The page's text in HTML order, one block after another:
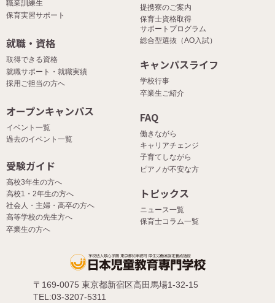
職業訓練生
保育実習サポート
提携寮のご案内
保育士資格取得
サポートプログラム
総合型選抜（AO入試）
就職・資格
取得できる資格
就職サポート・就職実績
採用ご担当の方へ
キャンパスライフ
学校行事
卒業生ご紹介
オープンキャンパス
イベント一覧
過去のイベント一覧
FAQ
働きながら
キャリアチェンジ
子育てしながら
ピアノが不安な方
受験ガイド
高校3年生の方へ
高校1・2年生の方へ
社会人・主婦・高卒の方へ
高等学校の先生方へ
卒業生の方へ
トピックス
ニュース一覧
保育士コラム一覧
〒169-0075 東京都新宿区高田馬場1-32-15
TEL:03-3207-5311